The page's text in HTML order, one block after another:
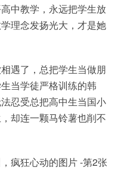
中教学，永远把学生放
理念发扬光大，才是她
遇了，总把学生当做朋
当学徒严格训练的韩
忍受总把高中生当国小
却连一颗马铃薯也削不